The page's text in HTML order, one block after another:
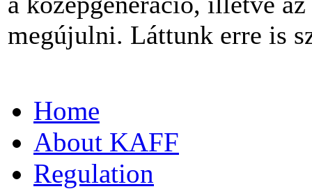
megújulni. Láttunk erre is
Home
About KAFF
Regulation